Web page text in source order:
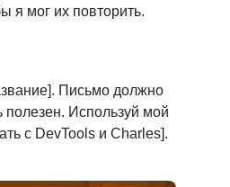
я мог их повторить.
Письмо должно
полезен. Используй мой
с DevTools и Charles].